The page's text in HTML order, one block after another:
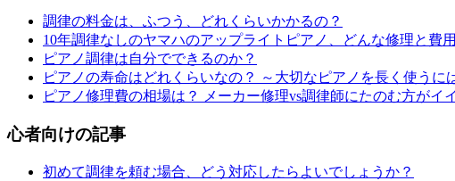
調律の料金は、ふつう、どれくらいかかるの？
10年調律なしのヤマハのアップライトピアノ、どんな修理と費
ピアノ調律は自分でできるのか？
ピアノの寿命はどれくらいなの？ ～大切なピアノを長く使うに
ピアノ修理費の相場は？ メーカー修理vs調律師にたのむ方がイ
心者向けの記事
初めて調律を頼む場合、どう対応したらよいでしょうか？